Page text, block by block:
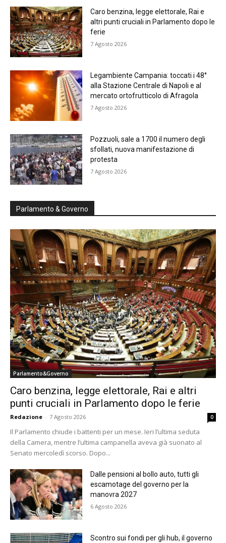
Caro benzina, legge elettorale, Rai e
altri punti cruciali in Parlamento dopo le
ferie
7 Agosto 2026
Legambiente Campania: toccati i 48°
alla Stazione Centrale di Napoli e al
mercato ortofrutticolo di Afragola
7 Agosto 2026
Pozzuoli, sale a 1700 il numero degli
sfollati, nuova manifestazione di
protesta
7 Agosto 2026
Parlamento & Governo
Parlamento&Governo
Caro benzina, legge elettorale, Rai e altri
punti cruciali in Parlamento dopo le ferie
Redazione - 7 Agosto 2026 0
Il Parlamento chiude i battenti per un mese. Ieri l’ultima seduta
della Camera, mentre l’ultima campanella aveva già suonato al
Senato mercoledì scorso. Dopo...
Dalle pensioni al bollo auto, tutti gli
escamotage del governo per la
manovra 2027
6 Agosto 2026
Scontro sui fondi per gli hub, il governo